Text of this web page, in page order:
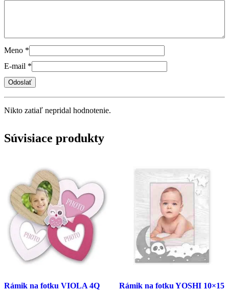
Meno *
E-mail *
Nikto zatiaľ nepridal hodnotenie.
Súvisiace produkty
Rámik na fotku VIOLA 4Q Rámik na fotku YOSHI 10×15